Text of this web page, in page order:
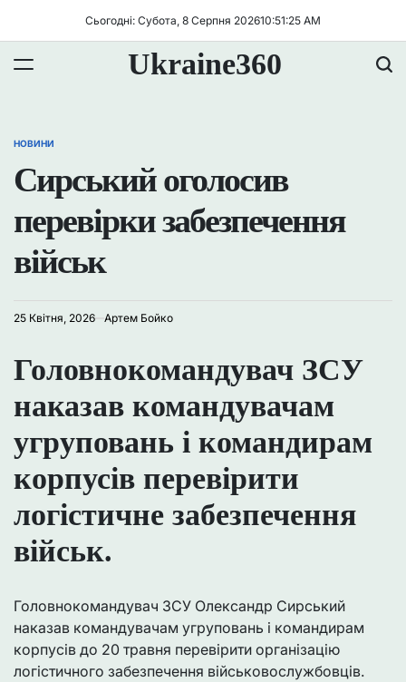
Сьогодні: Субота, 8 Серпня 202610:51:25 AM
Ukraine360
ОПУБЛІКУВАТИ
НОВИНИ
Сирський оголосив
перевірки забезпечення
військ
25 Квітня, 2026 Артем Бойко
Головнокомандувач ЗСУ
наказав командувачам
угруповань і командирам
корпусів перевірити
логістичне забезпечення
військ.
Головнокомандувач ЗСУ Олександр Сирський
наказав командувачам угруповань і командирам
корпусів до 20 травня перевірити організацію
логістичного забезпечення військовослужбовців.